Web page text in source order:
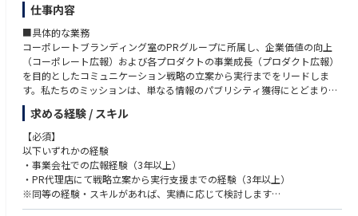
仕事内容
■具体的な業務
コーポレートブランディング室のPRグループに所属し、企業価値の向上
（コーポレート広報）および各プロダクトの事業成長（プロダクト広報）
を目的としたコミュニケーション戦略の立案から実行までをリードしま
す。私たちのミッションは、単なる情報のパブリシティ獲得にとどまりま
せん。経営陣や、各事業部のパートナーとして深く入り込み、世の中の潮
流を読み解きながら、社会における当社の存在意義（ブランド価値）を創
り出し、事業成長をダイレクトにけん引することにあります。
求める経験 / スキル
【必須】
以下いずれかの経験
・事業会社での広報経験（3年以上）
・PR代理店にて戦略立案から実行支援までの経験（3年以上）
※同等の経験・スキルがあれば、実績に応じて検討します
※面接プロセスで課題提出あり